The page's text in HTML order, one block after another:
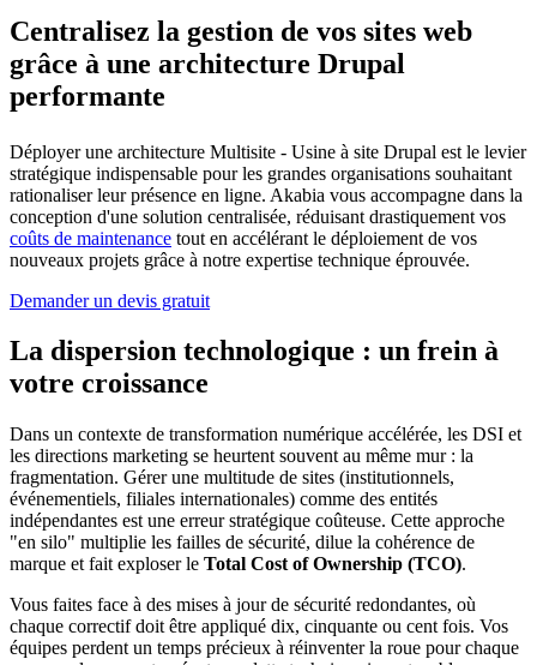
Centralisez la gestion de vos sites web
grâce à une architecture Drupal
performante
Déployer une architecture Multisite - Usine à site Drupal est le levier
stratégique indispensable pour les grandes organisations souhaitant
rationaliser leur présence en ligne. Akabia vous accompagne dans la
conception d'une solution centralisée, réduisant drastiquement vos
coûts de maintenance tout en accélérant le déploiement de vos
nouveaux projets grâce à notre expertise technique éprouvée.
Demander un devis gratuit
La dispersion technologique : un frein à
votre croissance
Dans un contexte de transformation numérique accélérée, les DSI et
les directions marketing se heurtent souvent au même mur : la
fragmentation. Gérer une multitude de sites (institutionnels,
événementiels, filiales internationales) comme des entités
indépendantes est une erreur stratégique coûteuse. Cette approche
"en silo" multiplie les failles de sécurité, dilue la cohérence de
marque et fait exploser le Total Cost of Ownership (TCO).
Vous faites face à des mises à jour de sécurité redondantes, où
chaque correctif doit être appliqué dix, cinquante ou cent fois. Vos
équipes perdent un temps précieux à réinventer la roue pour chaque